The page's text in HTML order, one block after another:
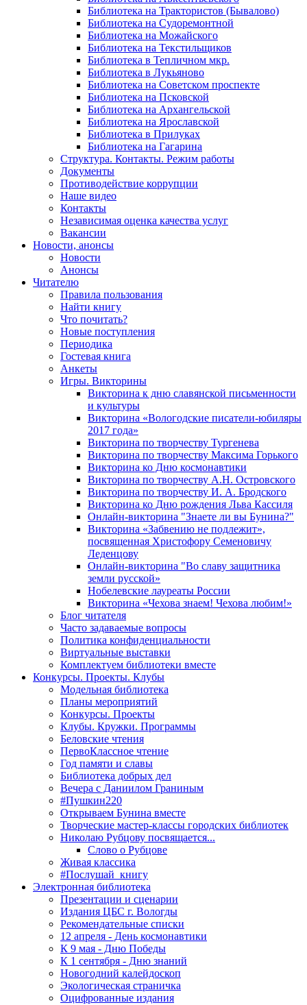
Библиотека на Трактористов (Бывалово)
Библиотека на Судоремонтной
Библиотека на Можайского
Библиотека на Текстильщиков
Библиотека в Тепличном мкр.
Библиотека в Лукьяново
Библиотека на Советском проспекте
Библиотека на Псковской
Библиотека на Архангельской
Библиотека на Ярославской
Библиотека в Прилуках
Библиотека на Гагарина
Структура. Контакты. Режим работы
Документы
Противодействие коррупции
Наше видео
Контакты
Независимая оценка качества услуг
Вакансии
Новости, анонсы
Новости
Анонсы
Читателю
Правила пользования
Найти книгу
Что почитать?
Новые поступления
Периодика
Гостевая книга
Анкеты
Игры. Викторины
Викторина к дню славянской письменности
и культуры
Викторина «Вологодские писатели-юбиляры
2017 года»
Викторина по творчеству Тургенева
Викторина по творчеству Максима Горького
Викторина ко Дню космонавтики
Викторина по творчеству А.Н. Островского
Викторина по творчеству И. А. Бродского
Викторина ко Дню рождения Льва Кассиля
Онлайн-викторина "Знаете ли вы Бунина?"
Викторина «Забвению не подлежит»,
посвященная Христофору Семеновичу
Леденцову
Онлайн-викторина "Во славу защитника
земли русской»
Нобелевские лауреаты России
Викторина «Чехова знаем! Чехова любим!»
Блог читателя
Часто задаваемые вопросы
Политика конфиденциальности
Виртуальные выставки
Комплектуем библиотеки вместе
Конкурсы. Проекты. Клубы
Модельная библиотека
Планы мероприятий
Конкурсы. Проекты
Клубы. Кружки. Программы
Беловские чтения
ПервоКлассное чтение
Год памяти и славы
Библиотека добрых дел
Вечера с Даниилом Граниным
#Пушкин220
Открываем Бунина вместе
Творческие мастер-классы городских библиотек
Николаю Рубцову посвящается...
Слово о Рубцове
Живая классика
#Послушай_книгу
Электронная библиотека
Презентации и сценарии
Издания ЦБС г. Вологды
Рекомендательные списки
12 апреля - День космонавтики
К 9 мая - Дню Победы
К 1 сентября - Дню знаний
Новогодний калейдоскоп
Экологическая страничка
Оцифрованные издания